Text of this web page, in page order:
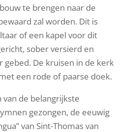
te brengen naar de
zal worden. Dit is
of een kapel voor dit
sober versierd en
gebed. De kruisen in de kerk
een rode of paarse doek.
van de belangrijkste
gezongen, de eeuwig
van Sint-Thomas van